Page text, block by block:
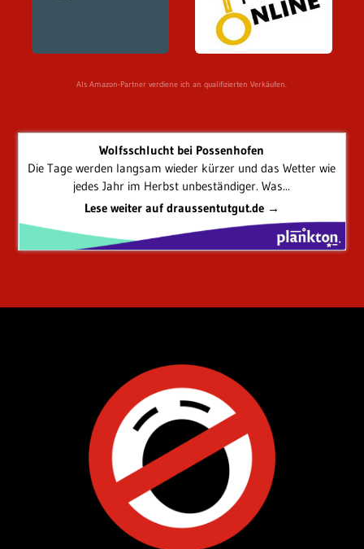
Als Amazon-Partner verdiene ich an qualifizierten Verkäufen.
Wolfsschlucht bei Possenhofen
Die Tage werden langsam wieder kürzer und das Wetter wie
jedes Jahr im Herbst unbeständiger. Was...
Lese weiter auf draussentutgut.de →